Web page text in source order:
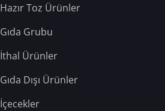
Hazır Toz Ürünler
Gıda Grubu
İthal Ürünler
Gıda Dışı Ürünler
İçecekler